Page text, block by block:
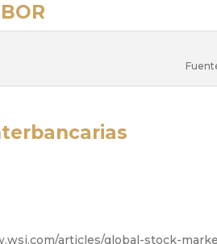
articles/global-stock-